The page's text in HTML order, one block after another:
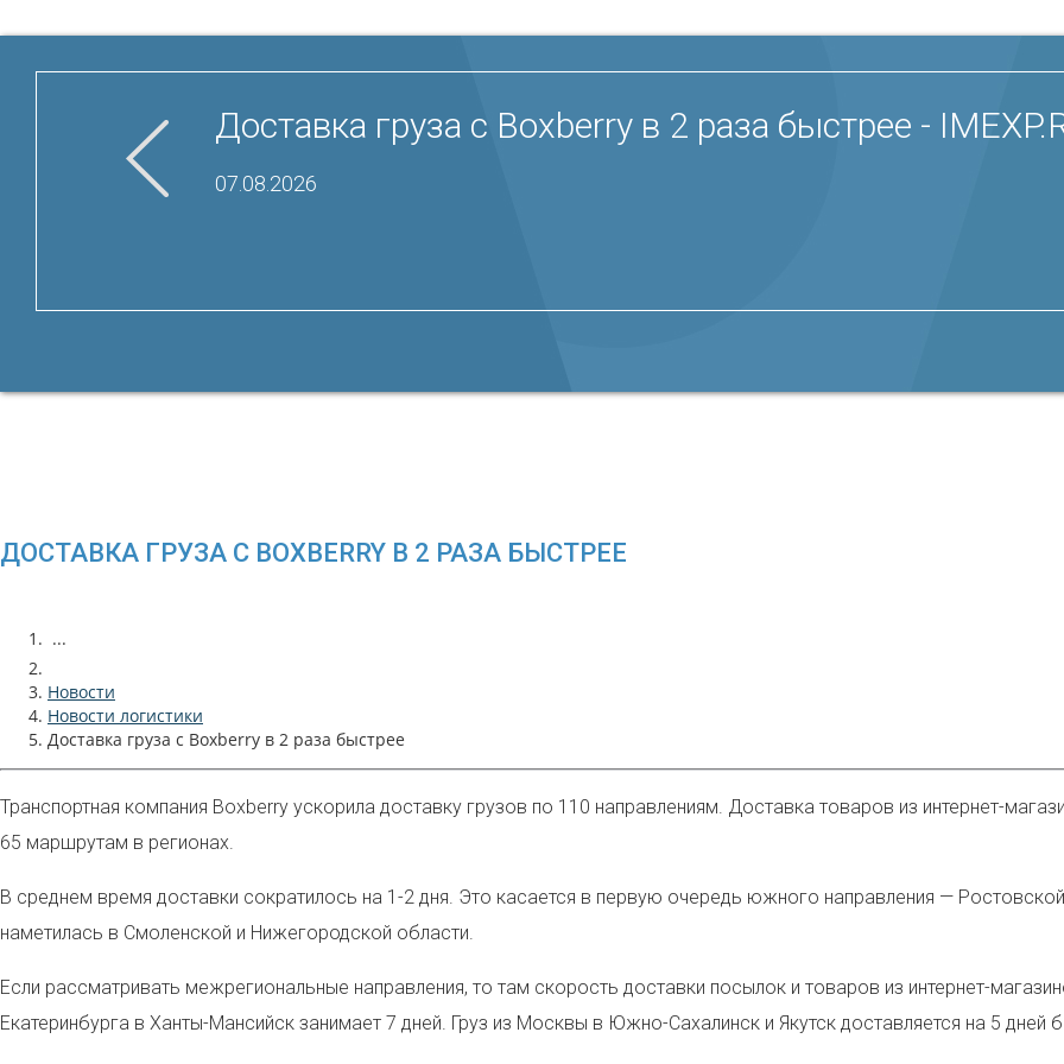
Доставка груза с Boxberry в 2 раза быстрее -
07.08.2026
ДОСТАВКА ГРУЗА С BOXBERRY В 2 РАЗА БЫСТРЕЕ
...
Новости
Новости логистики
Доставка груза с Boxberry в 2 раза быстрее
Транспортная компания Boxberry ускорила доставку грузов по 110 направлениям. Доставка товаров из интернет-
65 маршрутам в регионах.
В среднем время доставки сократилось на 1-2 дня. Это касается в первую очередь южного направления —
наметилась в Смоленской и Нижегородской области.
Если рассматривать межрегиональные направления, то там скорость доставки посылок и товаров из интернет-
Екатеринбурга в Ханты-Мансийск занимает 7 дней. Груз из Москвы в Южно-Сахалинск и Якутск доставляется на 5 дней